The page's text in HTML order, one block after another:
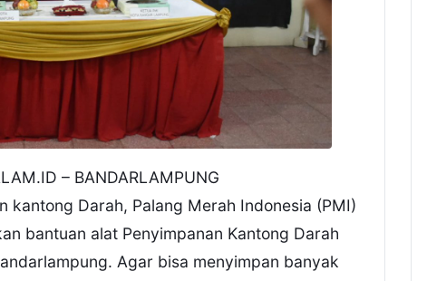
– BANDARLAMPUNG
kantong Darah, Palang Merah Indonesia (PMI)
bantuan alat Penyimpanan Kantong Darah
Agar bisa menyimpan banyak